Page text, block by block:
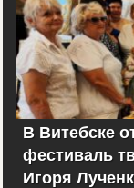
В Витебске
фестиваль
Игоря